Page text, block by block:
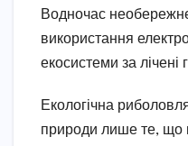
Водночас
використання
екосистеми за лічені
Екологічна
природи лише те, що